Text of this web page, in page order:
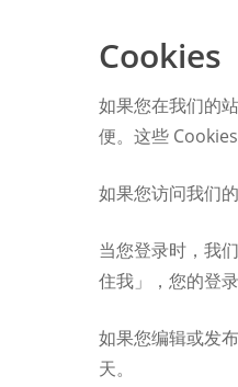
Cookies
如果您在我们的
便。这些 Cookies
如果您访问我们
当您登录时，我
住我」，您的登
如果您编辑或发
天。